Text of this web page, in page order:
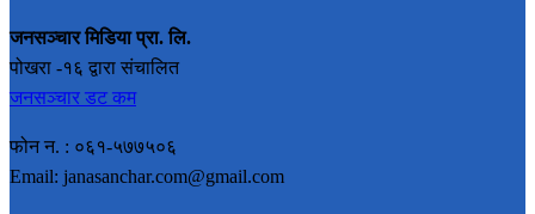
जनसञ्चार मिडिया प्रा. लि.
पोखरा -१६ द्वारा संचालित
जनसञ्चार डट कम
फोन न. : ०६१-५७७५०६
Email: janasanchar.com@gmail.com